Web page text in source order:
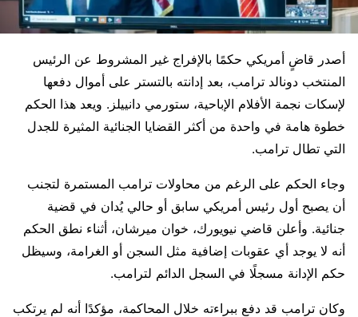
أصدر قاضٍ أمريكي حكمًا بالإفراج غير المشروط عن الرئيس
المنتخب دونالد ترامب، بعد إدانته بالتستر على أموال دفعها
لإسكات نجمة الأفلام الإباحية، ستورمي دانييلز. ويعد هذا الحكم
خطوة هامة في واحدة من أكثر القضايا الجنائية المثيرة للجدل
التي تطال ترامب.
وجاء الحكم على الرغم من محاولات ترامب المستمرة لتجنب
أن يصبح أول رئيس أمريكي سابق أو حالي يُدان في قضية
جنائية. وأعلن قاضي نيويورك، خوان ميرشان، أثناء نطق الحكم
أنه لا يوجد أي عقوبات إضافية مثل السجن أو الغرامة، وسيظل
حكم الإدانة مسجلًا في السجل الدائم لترامب.
وكان ترامب قد دفع ببراءته خلال المحاكمة، مؤكدًا أنه لم يرتكب